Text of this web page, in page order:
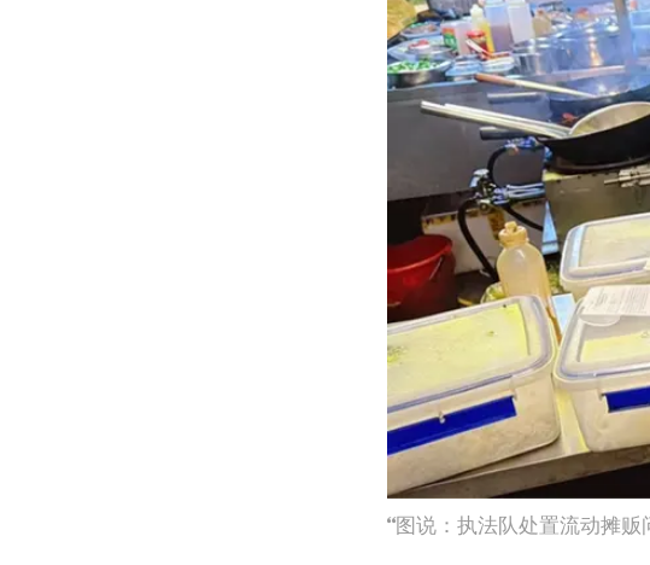
图说：执法队处置流动摊贩